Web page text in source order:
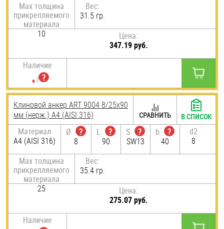
Max толщина
прикрепляемого
материала
10
Вес:
31.5 гр.
Цена:
347.19 руб.
Наличие
Клиновой анкер ART 9004 8/25х90
мм (нерж.) A4 (AISI 316)
Материал
A4 (AISI 316)
Ø
?
8
L
?
90
S
?
SW13
b
?
40
d2
8
Max толщина
прикрепляемого
материала
25
Вес:
35.4 гр.
Цена:
275.07 руб.
Наличие
СРАВНИТЬ В СПИСОК